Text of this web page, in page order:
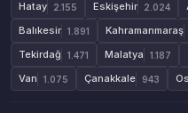
Hatay 2.155 Eskişehir 2.024
Balıkesir 1.891 Kahramanmaraş
Tekirdağ 1.471 Malatya 1.187
Van 1.075 Çanakkale 943